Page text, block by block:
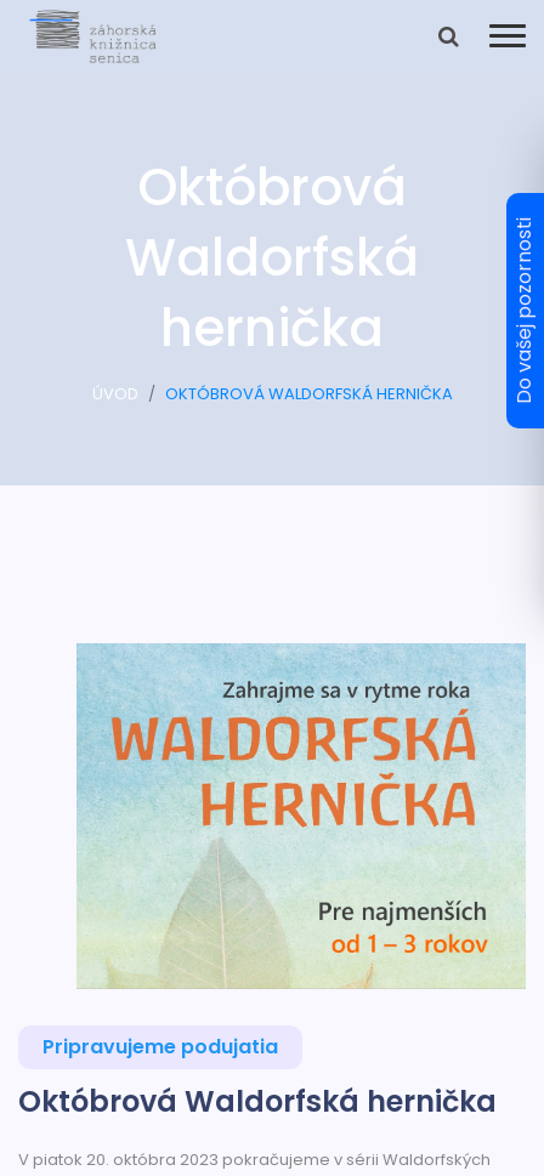
Októbrová
Waldorfská
hernička
ÚVOD OKTÓBROVÁ WALDORFSKÁ HERNIČKA
Pripravujeme podujatia
Októbrová Waldorfská hernička
V piatok 20. októbra 2023 pokračujeme v sérii Waldorfských